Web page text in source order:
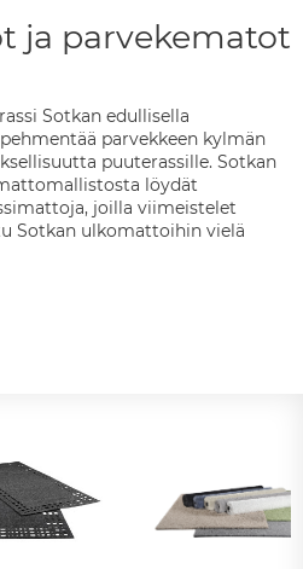
ja parvekematot
Sotkan edullisella
parvekkeen kylmän
puuterassille. Sotkan
löydät
joilla viimeistelet
Sotkan ulkomattoihin vielä